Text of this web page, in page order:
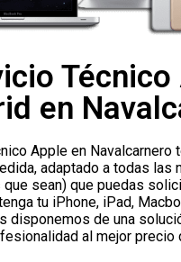
Técnico
en
Apple en Navalcarnero
adaptado a todas las
sean) que puedas
tu iPhone, iPad,
disponemos de una
al mejor precio